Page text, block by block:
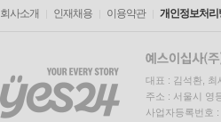
회사소개 인재채용 이용약관 개인정보처리
대표 : 김석환, 최
주소 : 서울시 영
사업자등록번호